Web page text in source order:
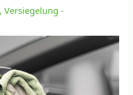
Versiegelung -